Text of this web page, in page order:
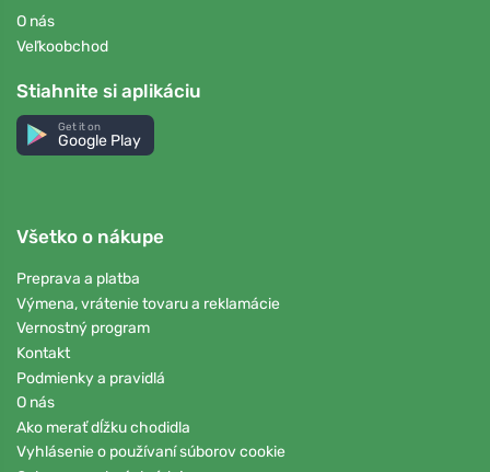
O nás
Veľkoobchod
Stiahnite si aplikáciu
Get it on
Google Play
Všetko o nákupe
Preprava a platba
Výmena, vrátenie tovaru a reklamácie
Vernostný program
Kontakt
Podmienky a pravidlá
O nás
Ako merať dĺžku chodidla
Vyhlásenie o používaní súborov cookie